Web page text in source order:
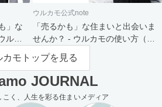
」な
ルカ
ウルカモ公式note
「売るかも」な住まいと出会いま
せんか？ - ウルカモの使い方（買
主さま向け）
カモトップを見る
JOURNAL
こく、人生を彩る住まいメディア